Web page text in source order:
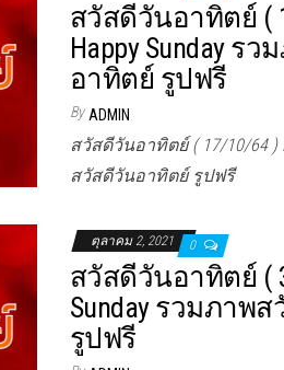
สวัสดีวันอาทิตย์ (
Happy Sunday ร
อาทิตย์ รูปฟรี
By ADMIN
สวัสดีวันอาทิตย์ ( 17/10/64 )
สวัสดีวันอาทิตย์ รูปฟรี
ตุลาคม 2, 2021 0
สวัสดีวันอาทิตย์ (
Sunday รวมภาพ
รูปฟรี